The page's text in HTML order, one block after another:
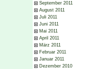
September 2011
August 2011
Juli 2011
Juni 2011
Mai 2011
April 2011
März 2011
Februar 2011
Januar 2011
Dezember 2010